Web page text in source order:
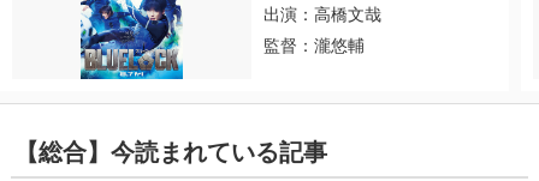
出演：高橋文哉
監督：瀧悠輔
【総合】今読まれている記事